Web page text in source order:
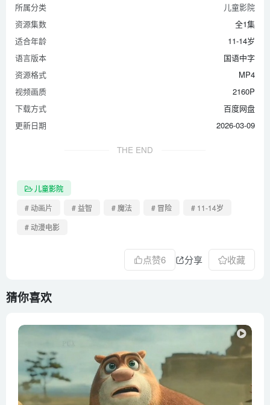
所属分类
儿童影院
资源集数
全1集
适合年龄
11-14岁
语言版本
国语中字
资源格式
MP4
视频画质
2160P
下载方式
百度网盘
更新日期
2026-03-09
THE END
儿童影院
# 动画片
# 益智 # 魔法 # 冒险
# 11-14岁
# 动漫电影
点赞6 分享 收藏
猜你喜欢